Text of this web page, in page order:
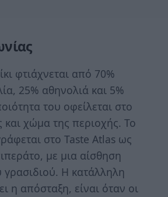
φτιάχνεται από 70%
25% αθηνολιά και 5%
του οφείλεται στο
και χώμα της περιοχής. Το
στο Taste Atlas ως
με μια αίσθηση
Η κατάλληλη
η απόσταξη, είναι όταν οι